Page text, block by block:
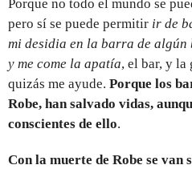
Porque no todo el mundo se
pero sí se puede permitir ir de
mi desidia en la barra de algún
y me come la apatía, el bar, y la
quizás me ayude. Porque los
Robe, han salvado vidas,
conscientes de ello.
Con la muerte de Robe se van